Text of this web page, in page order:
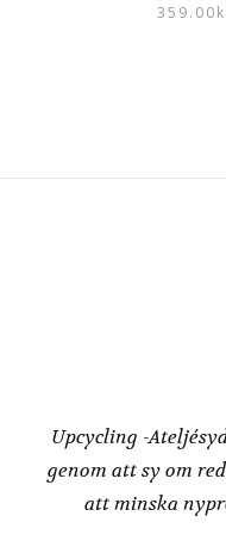
359.00
Upcycling -
genom att sy om
att minska